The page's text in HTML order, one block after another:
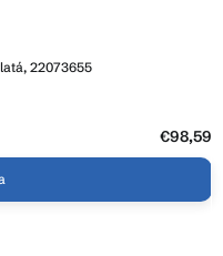
22073655
€98,59